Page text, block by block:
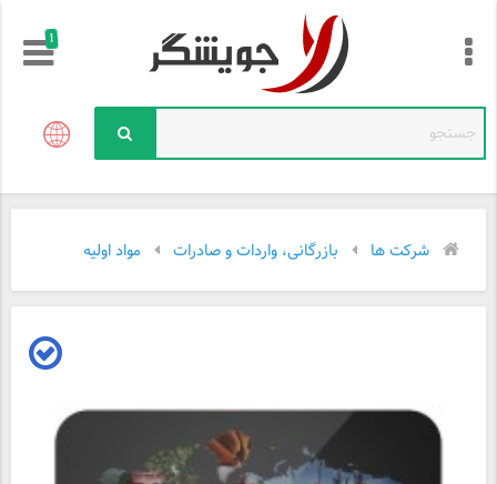
!
شرکت ها بازرگانی، واردات و صادرات مواد اولیه